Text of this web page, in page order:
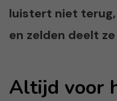
luistert niet
en zelden deelt
Altijd voor